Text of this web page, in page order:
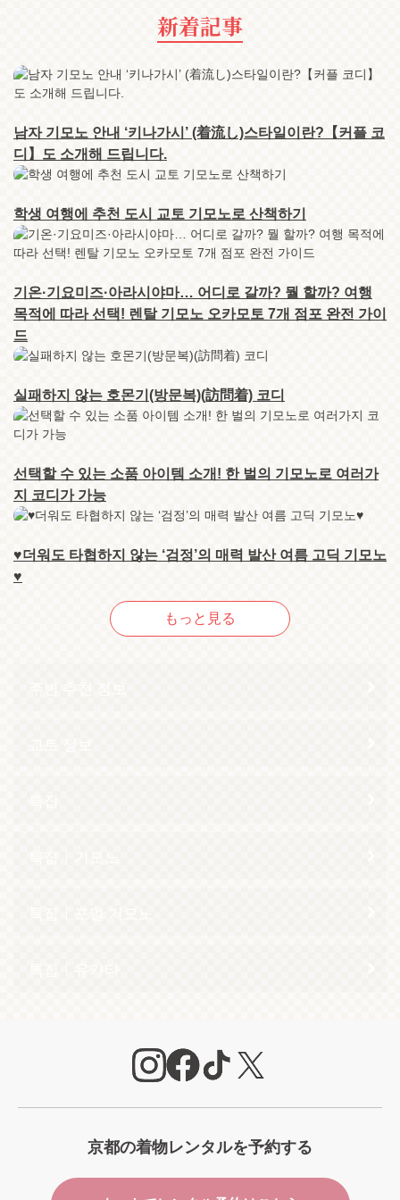
新着記事
남자 기모노 안내 ‘키나가시’ (着流し)스타일이란?【커플 코
디】도 소개해 드립니다.
학생 여행에 추천 도시 교토 기모노로 산책하기
기온·기요미즈·아라시야마… 어디로 갈까? 뭘 할까? 여행
목적에 따라 선택! 렌탈 기모노 오카모토 7개 점포 완전 가이
드
실패하지 않는 호몬기(방문복)(訪問着) 코디
선택할 수 있는 소품 아이템 소개! 한 벌의 기모노로 여러가
지 코디가 가능
♥더워도 타협하지 않는 ‘검정’의 매력 발산 여름 고딕 기모노
♥
もっと見る
京都の着物レンタルを予約する